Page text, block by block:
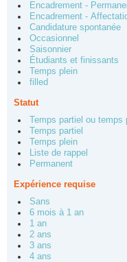
Encadrement -
Encadrement -
Candidature spontanée
Occasionnel
Saisonnier
Étudiants et finissants
Temps plein
filled
Statut
Temps partiel ou temps
Temps partiel
Temps plein
Liste de rappel
Permanent
Expérience requise
Sans
6 mois à 1 an
1 an
2 ans
3 ans
4 ans